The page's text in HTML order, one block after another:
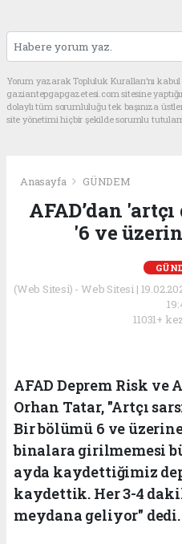
Yorum yazarak Topluluk Kuralları’nı
gaziantepgapgazetesi.com sitesine
dolaylı tüm sorumluluğu tek başınıza
site yönetimi hiçbir şekilde sorumlu
Anasayfa GÜNDEM
AFAD’dan
'6 ve
(Web Sitesi) - Web Sitesi |
11031+
AFAD Deprem Risk ve
Orhan Tatar, "Artçı
Bir bölümü 6 ve
binalara girilmemesi
ayda kaydettiğimiz
kaydettik. Her 3-4
meydana geliyor" dedi.